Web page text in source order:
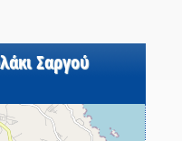
Σαργού